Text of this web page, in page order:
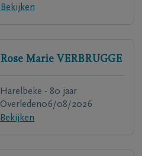
Bekijken
Rose Marie VERBRUGGE
Harelbeke - 80 jaar
Overleden06/08/2026
Bekijken